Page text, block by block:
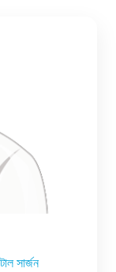
সার্জন